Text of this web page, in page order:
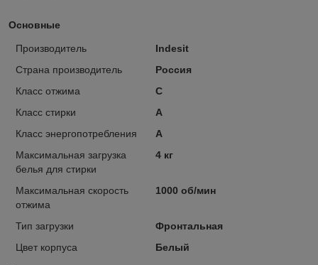
Основные
Производитель
Indesit
Страна производитель
Россия
Класс отжима
C
Класс стирки
A
Класс энергопотребления
A
Максимальная загрузка
белья для стирки
4 кг
Максимальная скорость
отжима
1000 об/мин
Тип загрузки
Фронтальная
Цвет корпуса
Белый